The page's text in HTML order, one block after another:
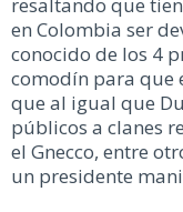
resaltando que
en Colombia ser
conocido de los 4
comodín para que
que al igual que
públicos a clanes
el Gnecco, entre
un presidente